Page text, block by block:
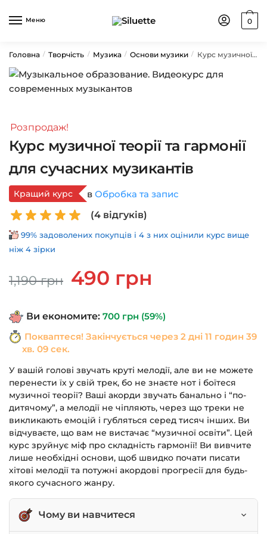
Меню 0
Головна / Творчість / Музика / Основи музики / Курс музичної теорії та гармонії для сучасних музикантів
Розпродаж!
Курс музичної теорії та гармонії
для сучасних музикантів
Кращий курс в Обробка та запис
(4відгуків)
99% задоволених покупців і 4 з них оцінили курс вище
ніж 4 зірки
1,190грн
Оригінальна
ціна:
490 грн
Ви економите: 700 грн (59%)
Покваптеся! Закінчується через 2 дні 11 годин 39
хв. 08 сек.
У вашій голові звучать круті мелодії, але ви не можете
перенести їх у свій трек, бо не знаєте нот і боїтеся
музичної теорії? Ваші акорди звучать банально і “по-
дитячому”, а мелодії не чіпляють, через що треки не
викликають емоцій і губляться серед тисяч інших. Ви
відчуваєте, що вам не вистачає “музичної освіти”. Цей
курс зруйнує міф про складність гармонії! Ви вивчите
лише необхідні основи, щоб швидко почати писати
хітові мелодії та потужні акордові прогресії для будь-
якого сучасного жанру.
Чому ви навчитеся